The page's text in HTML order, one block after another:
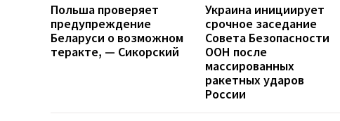
Польша проверяет
предупреждение
Беларуси о возможном
теракте, — Сикорский
Украина инициирует
срочное заседание
Совета Безопасности
ООН после
массированных
ракетных ударов
России